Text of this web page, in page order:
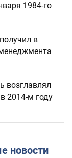
1984-го
в
возглавлял
2014-м году
в
новости